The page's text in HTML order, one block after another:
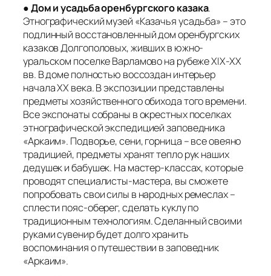
●Дом и усадьба оренбургского казака.
Этнографический музей «Казачья усадьба» – это
подлинный восстановленный дом оренбургских
казаков Долгополовых, живших в южно-
уральском поселке Варламово на рубеже XIX-XX
вв. В доме полностью воссоздан интерьер
начала XX века. В экспозиции представлены
предметы хозяйственного обихода того времени.
Все экспонаты собраны в окрестных поселках
этнографической экспедицией заповедника
«Аркаим». Подворье, сени, горница – все овеяно
традицией, предметы хранят тепло рук наших
дедушек и бабушек. На мастер-классах, которые
проводят специалисты-мастера, вы сможете
попробовать свои силы в народных ремеслах –
сплести пояс-оберег, сделать куклу по
традиционным технологиям. Сделанный своими
руками сувенир будет долго хранить
воспоминания о путешествии в заповедник
«Аркаим».